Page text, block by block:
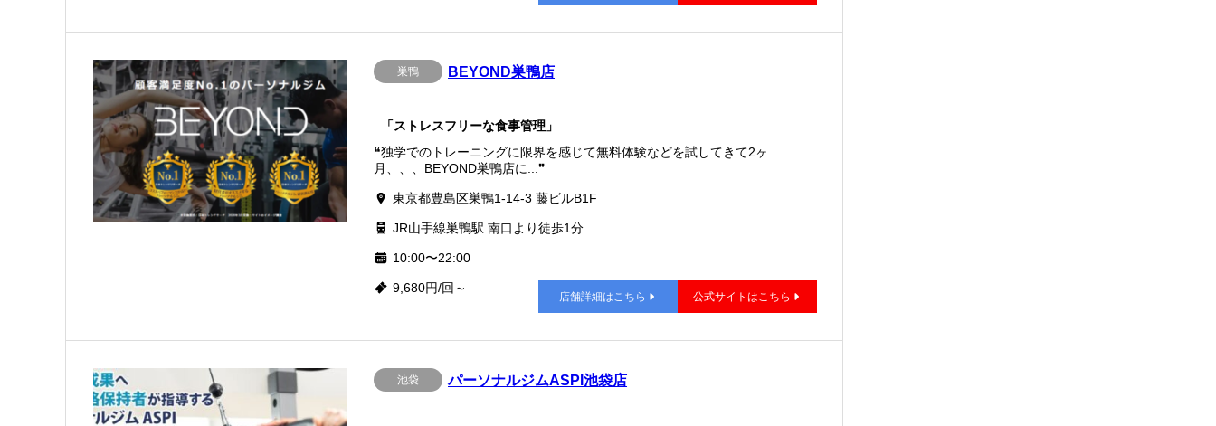
巣鴨 BEYOND巣鴨店
「ストレスフリーな食事管理」
❝独学でのトレーニングに限界を感じて無料体験などを試してきて2ヶ
月、、、BEYOND巣鴨店に...❞
東京都豊島区巣鴨1-14-3 藤ビルB1F
JR山手線巣鴨駅 南口より徒歩1分
10:00〜22:00
9,680円/回～
店舗詳細はこちら 公式サイトはこちら
池袋 パーソナルジムASPI池袋店